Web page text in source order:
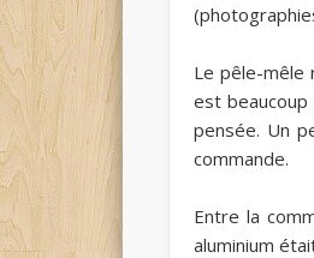
Le pêle-mêle
est
pensée. Un
commande.
Entre la
aluminium